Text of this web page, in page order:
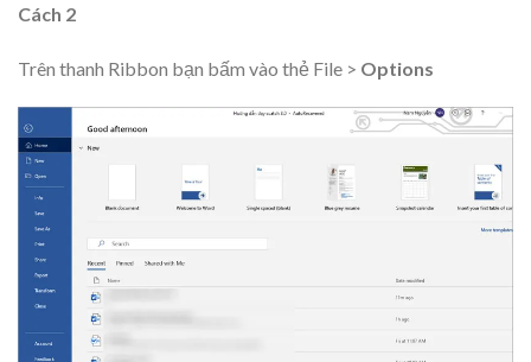
Cách 2
Trên thanh Ribbon bạn bấm vào thẻ File > Options